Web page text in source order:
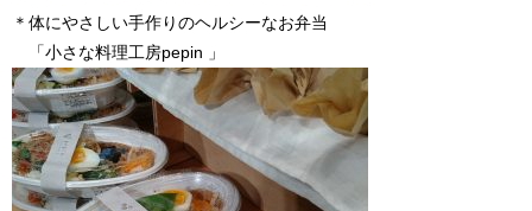
＊体にやさしい手作りのヘルシーなお弁当
「小さな料理工房pepin 」